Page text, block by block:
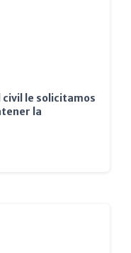
civil le solicitamos
la